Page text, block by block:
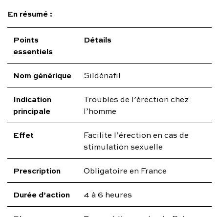
En résumé :
Points
essentiels
Détails
Nom générique Sildénafil
Indication
principale
Troubles de l’érection chez
l’homme
Effet
Facilite l’érection en cas de
stimulation sexuelle
Prescription Obligatoire en France
Durée d’action 4 à 6 heures